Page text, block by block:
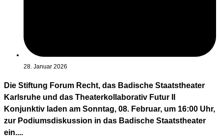
28. Januar 2026
Die Stiftung Forum Recht, das Badische Staatstheater
Karlsruhe und das Theaterkollaborativ Futur II
Konjunktiv laden am Sonntag, 08. Februar, um 16:00 Uhr,
zur Podiumsdiskussion in das Badische Staatstheater
ein....